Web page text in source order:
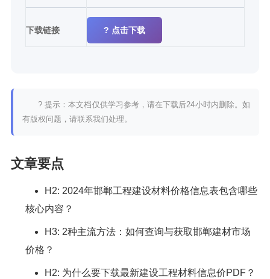
下载链接 ? 点击下载
? 提示：本文档仅供学习参考，请在下载后24小时内删除。如
有版权问题，请联系我们处理。
文章要点
H2: 2024年邯郸工程建设材料价格信息表包含哪些
核心内容？
H3: 2种主流方法：如何查询与获取邯郸建材市场
价格？
H2: 为什么要下载最新建设工程材料信息价PDF？